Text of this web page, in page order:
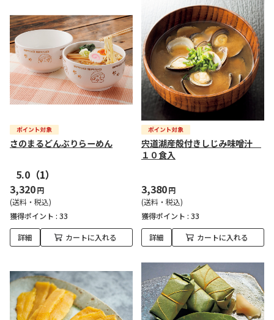
さのまるどんぶりらーめん
5.0 （1）
3,320円
(送料・税込)
獲得ポイント : 33
詳細 カートに入れる
宍道湖産殻付きしじみ味噌汁
１０食入
3,380円
(送料・税込)
獲得ポイント : 33
詳細 カートに入れる